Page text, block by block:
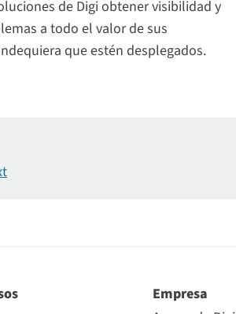
de Digi obtener visibilidad y
a todo el valor de sus
que estén desplegados.
Empresa